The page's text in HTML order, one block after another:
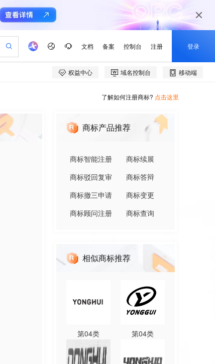
了解如何注册商标? 点击这里
商标产品推荐
商标智能注册
商标续展
商标驳回复审
商标答辩
商标撤三申请
商标变更
商标顾问注册
商标查询
相似商标推荐
第04类 第04类